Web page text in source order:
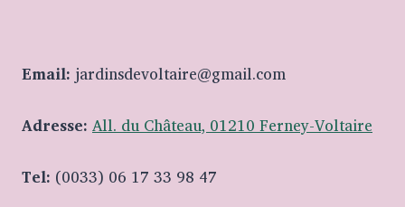
Email: jardinsdevoltaire@gmail.com
Adresse: All. du Château, 01210 Ferney-Voltaire
Tel: (0033) 06 17 33 98 47